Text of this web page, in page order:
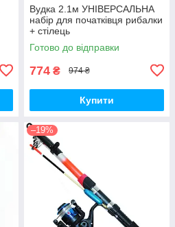
Вудка 2.1м УНІВЕРСАЛЬНА
набір для початківця рибалки
+ стілець
Готово до відправки
774 ₴ 974 ₴
Купити
–19%